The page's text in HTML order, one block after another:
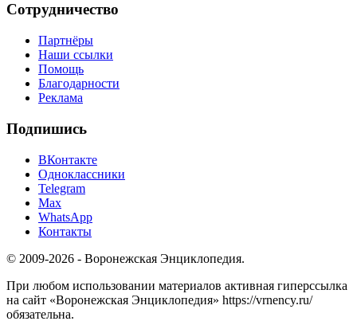
Сотрудничество
Партнёры
Наши ссылки
Помощь
Благодарности
Реклама
Подпишись
ВКонтакте
Одноклассники
Telegram
Max
WhatsApp
Контакты
© 2009-2026 - Воронежская Энциклопедия.
При любом использовании материалов активная гиперссылка
на сайт «Воронежская Энциклопедия» https://vrnency.ru/
обязательна.